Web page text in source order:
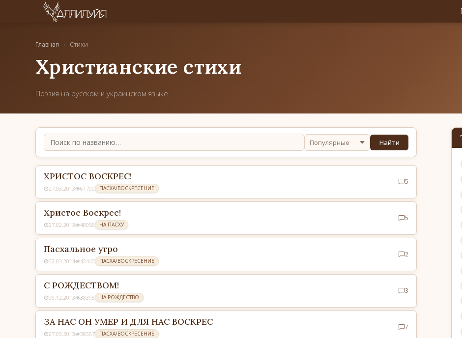
Главная › Стихи
Христианские стихи
Поэзия на русском и украинском языке
Найти
ХРИСТОС ВОСКРЕС!
27.03.2013 61700 ПАСХА/ВОСКРЕСЕНИЕ
5
Христос Воскрес!
27.02.2013 48056 НА ПАСХУ
5
Пасхальное утро
02.03.2014 42440 ПАСХА/ВОСКРЕСЕНИЕ
2
С РОЖДЕСТВОМ!
06.12.2013 38398 НА РОЖДЕСТВО
3
ЗА НАС ОН УМЕР И ДЛЯ НАС ВОСКРЕС
27.03.2013 38367 ПАСХА/ВОСКРЕСЕНИЕ
7